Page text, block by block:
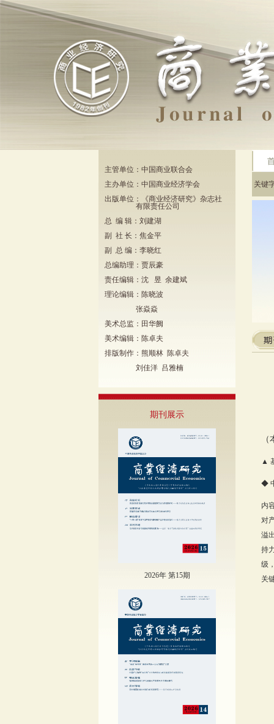
主管单位：中国商业联合会
主办单位：中国商业经济学会
出版单位：《商业经济研究》杂志社
有限责任公司
总 编 辑：刘建湖
副 社 长：焦金平
副 总 编：李晓红
总编助理：贾辰豪
责任编辑：沈 昱 余建斌
理论编辑：陈晓波
张焱焱
美术总监：田华阙
美术编辑：陈卓夫
排版制作：熊顺林 陈卓夫
刘佳洋 吕雅楠
期刊展示
2026年 第15期
关键
▲
◆
内
对
溢
持
级
关